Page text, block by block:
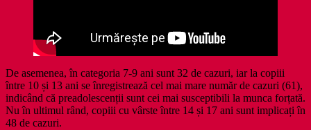
De asemenea, în categoria 7-9 ani sunt 32 de cazuri, iar la copiii
între 10 și 13 ani se înregistrează cel mai mare număr de cazuri (61),
indicând că preadolescenții sunt cei mai susceptibili la munca forțată.
Nu în ultimul rând, copiii cu vârste între 14 și 17 ani sunt implicați în
48 de cazuri.